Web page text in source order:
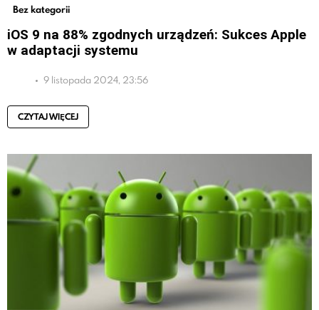
Bez kategorii
iOS 9 na 88% zgodnych urządzeń: Sukces Apple
w adaptacji systemu
9 listopada 2024, 23:56
CZYTAJ WIĘCEJ